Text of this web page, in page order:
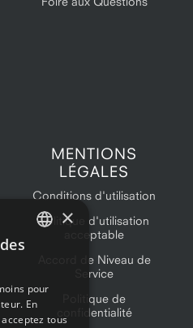
MENTIONS
LÉGALES
Conditions d'utilisation
Politique d'utilisation
acceptable
Accord de Niveau de
Service
Politique de
confidentialité
×
pour
En
tous